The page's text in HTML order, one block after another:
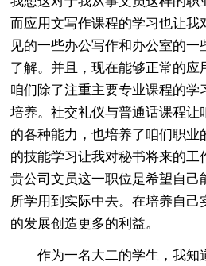
而应用文写作课程的学习也让我
见的一些办公写作和办公室的一
了解。并且，现在能够正常的应
咱们除了注重主要专业课程的学
培养。社交礼仪与普通话课程让
的各种能力，也培养了咱们职业
的技能学习让我对秘书将来的工
贵公司文员这一职位是希望自己
所学用到实际中去。在培养自己
的发展创造更多的利益。
作为一名大二的学生，我知